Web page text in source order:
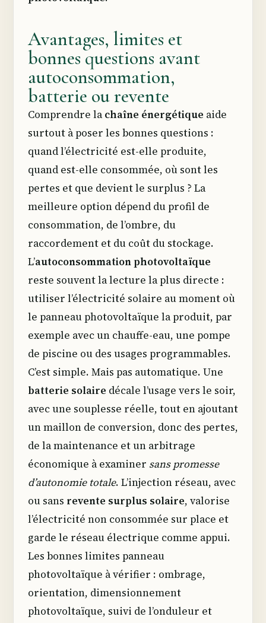
Avantages, limites et
bonnes questions avant
autoconsommation,
batterie ou revente
Comprendre lachaîne énergétique aide
surtout à poser les bonnes questions :
quand l’électricité est-elle produite,
quand est-elle consommée, où sont les
pertes et que devient le surplus ? La
meilleure option dépend du profil de
consommation, de l’ombre, du
raccordement et du coût du stockage.
L’autoconsommation photovoltaïque
reste souvent la lecture la plus directe :
utiliser l’électricité solaire au moment où
le panneau photovoltaïque la produit, par
exemple avec un chauffe-eau, une pompe
de piscine ou des usages programmables.
C’est simple. Mais pas automatique. Une
batterie solaire décale l’usage vers le soir,
avec une souplesse réelle, tout en ajoutant
un maillon de conversion, donc des pertes,
de la maintenance et un arbitrage
économique à examiner sans promesse
d’autonomie totale. L’injection réseau, avec
ou sans revente surplus solaire, valorise
l’électricité non consommée sur place et
garde le réseau électrique comme appui.
Les bonnes limites panneau
photovoltaïque à vérifier : ombrage,
orientation, dimensionnement
photovoltaïque, suivi de l’onduleur et